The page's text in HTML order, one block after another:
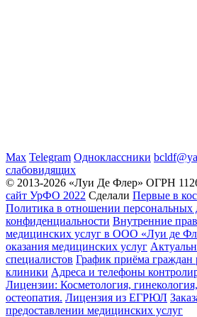
Max Telegram Одноклассники
слабовидящих
© 2013-2026 «Луи Де Флер» ОГРН
сайт УрФО 2022 Сделали Первые в
Политика в отношении персональных
конфиденциальности Внутренние
медицинских услуг в ООО «Луи де
оказания медицинских услуг
специалистов График приёма граждан
клиники Адреса и телефоны
Лицензии: Косметология,
остеопатия. Лицензия из ЕГРЮЛ
предоставлении медицинских услуг